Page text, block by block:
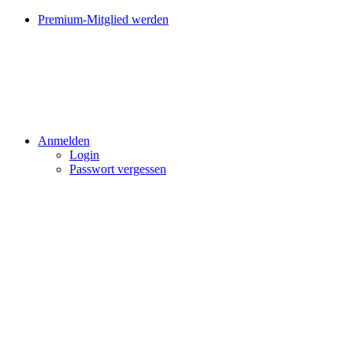
Premium-Mitglied werden
Anmelden
Login
Passwort vergessen